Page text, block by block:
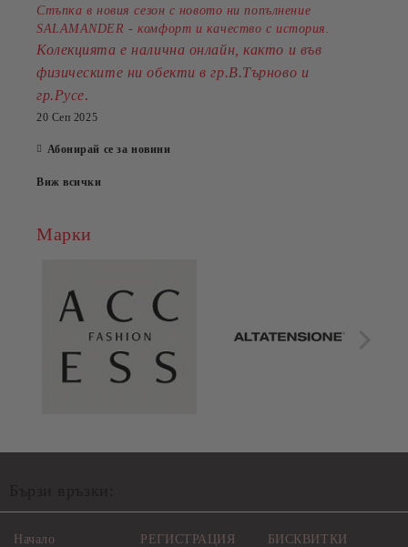
Стъпка в новия сезон с новото ни попълнение
SALAMANDER - комфорт и качество с история.
Колекцията е налична онлайн, както и във
физическите ни обекти в гр.В.Търново и
гр.Русе.
20 Сеп 2025
Абонирай се за новини
Виж всички
Марки
Начало РЕГИСТРАЦИЯ БИСКВИТКИ